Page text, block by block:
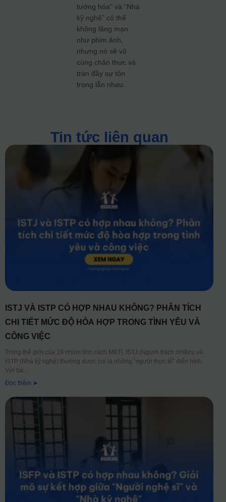
tưởng hóa” và “Nhà
kỹ nghệ” có thể
không lãng mạn
như phim ảnh,
nhưng nó sẽ vô
cùng chân thực và
tràn đầy sự tôn
trọng lẫn nhau.
Tin tức liên quan
ISTJ VÀ ISTP CÓ HỢP NHAU KHÔNG? PHÂN TÍCH
CHI TIẾT MỨC ĐỘ HÒA HỢP TRONG TÌNH YÊU VÀ
CÔNG VIỆC
Trong thế giới của 16 nhóm tính cách MBTI, ISTJ (Người trách nhiệm) và
ISTP (Nhà kỹ nghệ) thường được coi là những “người thực tế” điển hình.
Với ba
Đọc thêm ➤